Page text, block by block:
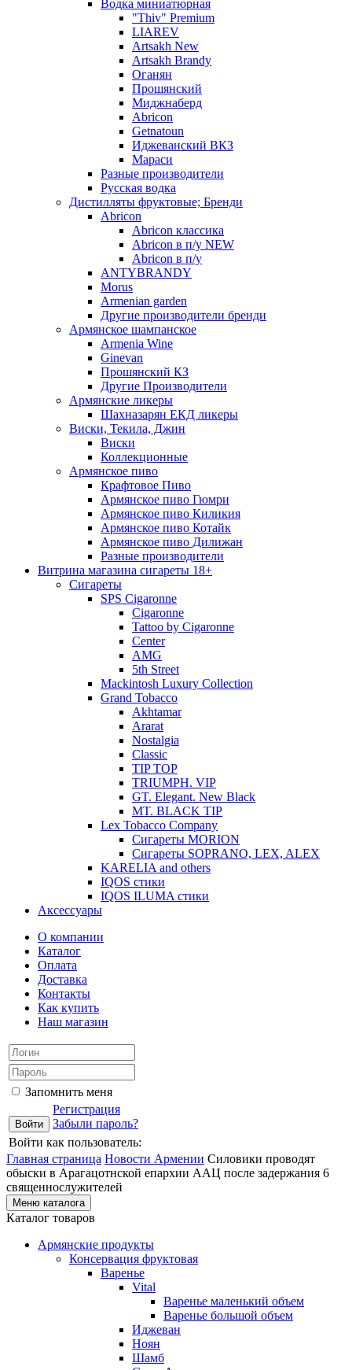
Водка миниатюрная
"Thiv" Premium
LIAREV
Artsakh New
Artsakh Brandy
Оганян
Прошянский
Миджнаберд
Abricon
Getnatoun
Иджеванский ВКЗ
Мараси
Разные производители
Русская водка
Дистилляты фруктовые; Бренди
Abricon
Abricon классика
Abricon в п/у NEW
Abricon в п/у
ANTYBRANDY
Morus
Armenian garden
Другие производители бренди
Армянское шампанское
Armenia Wine
Ginevan
Прошянский КЗ
Другие Производители
Армянские ликеры
Шахназарян ЕКД ликеры
Виски, Текила, Джин
Виски
Коллекционные
Армянское пиво
Крафтовое Пиво
Армянское пиво Гюмри
Армянское пиво Киликия
Армянское пиво Котайк
Армянское пиво Дилижан
Разные производители
Витрина магазина сигареты 18+
Cигареты
SPS Cigaronne
Сigaronne
Tattoo by Cigaronne
Center
AMG
5th Street
Mackintosh Luxury Collection
Grand Tobacco
Akhtamar
Ararat
Nostalgia
Classic
TIP TOP
TRIUMPH. VIP
GT. Elegant. New Black
MT. BLACK TIP
Lex Tobacco Company
Сигареты MORION
Сигареты SOPRANO, LEX, ALEX
KARELIA and others
IQOS стики
IQOS ILUMA стики
Аксессуары
О компании
Каталог
Оплата
Доставка
Контакты
Как купить
Наш магазин
Запомнить меня
Регистрация
Забыли пароль?
Войти как пользователь:
Главная страница Новости Армении Силовики проводят
обыски в Арагацотнской епархии ААЦ после задержания 6
священнослужителей
Меню каталога
Каталог товаров
Армянские продукты
Консервация фруктовая
Варенье
Vital
Варенье маленький объем
Варенье большой объем
Иджеван
Ноян
Шамб